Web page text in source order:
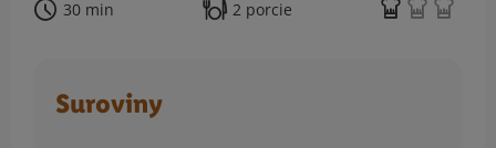
30 min 2 porcie
Suroviny